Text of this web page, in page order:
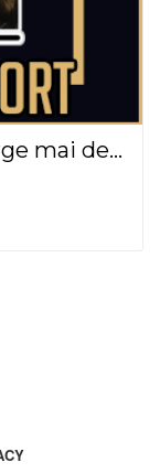
Timișoreana - Povestea merge mai departe, Sorin Tudor(2019)